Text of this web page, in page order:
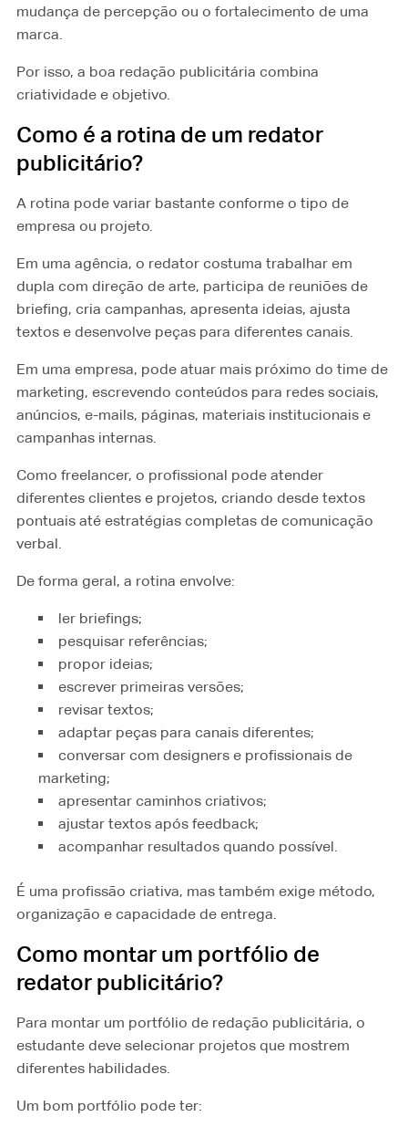
mudança de percepção ou o fortalecimento de uma
marca.
Por isso, a boa redação publicitária combina
criatividade e objetivo.
Como é a rotina de um redator
publicitário?
A rotina pode variar bastante conforme o tipo de
empresa ou projeto.
Em uma agência, o redator costuma trabalhar em
dupla com direção de arte, participa de reuniões de
briefing, cria campanhas, apresenta ideias, ajusta
textos e desenvolve peças para diferentes canais.
Em uma empresa, pode atuar mais próximo do time de
marketing, escrevendo conteúdos para redes sociais,
anúncios, e-mails, páginas, materiais institucionais e
campanhas internas.
Como freelancer, o profissional pode atender
diferentes clientes e projetos, criando desde textos
pontuais até estratégias completas de comunicação
verbal.
De forma geral, a rotina envolve:
ler briefings;
pesquisar referências;
propor ideias;
escrever primeiras versões;
revisar textos;
adaptar peças para canais diferentes;
conversar com designers e profissionais de
marketing;
apresentar caminhos criativos;
ajustar textos após feedback;
acompanhar resultados quando possível.
É uma profissão criativa, mas também exige método,
organização e capacidade de entrega.
Como montar um portfólio de
redator publicitário?
Para montar um portfólio de redação publicitária, o
estudante deve selecionar projetos que mostrem
diferentes habilidades.
Um bom portfólio pode ter: